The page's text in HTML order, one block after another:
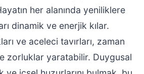
her alanında yeniliklere
dinamik ve enerjik kılar.
ve aceleci tavırları, zaman
zorluklar yaratabilir. Duygusal